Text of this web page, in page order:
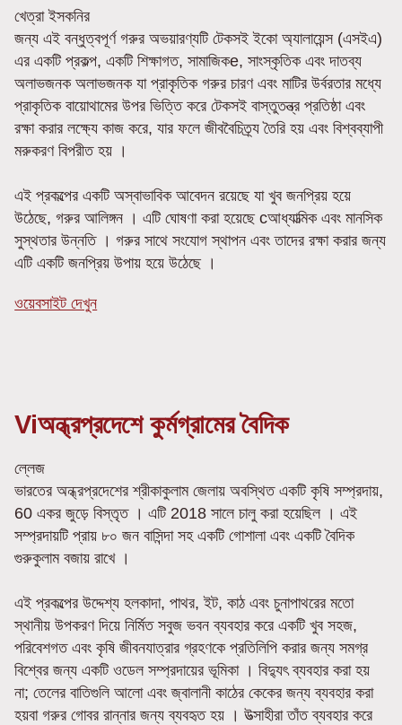
খেত্রা ইসকনির
জন্য এই বন্ধুত্বপূর্ণ গরুর অভয়ারণ্যটি টেকসই ইকো অ্যালায়েন্স (এসইএ)
এর একটি প্রকল্প, একটি শিক্ষাগত, সামাজিকe, সাংস্কৃতিক এবং দাতব্য
অলাভজনক অলাভজনক যা প্রাকৃতিক গরুর চারণ এবং মাটির উর্বরতার মধ্যে
প্রাকৃতিক বায়োথামের উপর ভিত্তি করে টেকসই বাস্তুতন্ত্র প্রতিষ্ঠা এবং
রক্ষা করার লক্ষ্যে কাজ করে, যার ফলে জীববৈচিত্র্য তৈরি হয় এবং বিশ্বব্যাপী
মরুকরণ বিপরীত হয় ।
এই প্রকল্পের একটি অস্বাভাবিক আবেদন রয়েছে যা খুব জনপ্রিয় হয়ে
উঠেছে, গরুর আলিঙ্গন । এটি ঘোষণা করা হয়েছে cআধ্যাত্মিক এবং মানসিক
সুস্থতার উন্নতি । গরুর সাথে সংযোগ স্থাপন এবং তাদের রক্ষা করার জন্য
এটি একটি জনপ্রিয় উপায় হয়ে উঠেছে ।
ওয়েবসাইট দেখুন
Viঅন্ধ্রপ্রদেশে কুর্মগ্রামের বৈদিক
ল্লেজ
ভারতের অন্ধ্রপ্রদেশের শ্রীকাকুলাম জেলায় অবস্থিত একটি কৃষি সম্প্রদায়,
60 একর জুড়ে বিস্তৃত । এটি 2018 সালে চালু করা হয়েছিল । এই
সম্প্রদায়টি প্রায় ৮০ জন বাসিন্দা সহ একটি গোশালা এবং একটি বৈদিক
গুরুকুলাম বজায় রাখে ।
এই প্রকল্পের উদ্দেশ্য হলকাদা, পাথর, ইট, কাঠ এবং চুনাপাথরের মতো
স্থানীয় উপকরণ দিয়ে নির্মিত সবুজ ভবন ব্যবহার করে একটি খুব সহজ,
পরিবেশগত এবং কৃষি জীবনযাত্রার গ্রহণকে প্রতিলিপি করার জন্য সমগ্র
বিশ্বের জন্য একটি ওডেল সম্প্রদায়ের ভূমিকা । বিদ্যুৎ ব্যবহার করা হয়
না; তেলের বাতিগুলি আলো এবং জ্বালানী কাঠের কেকের জন্য ব্যবহার করা
হয়বা গরুর গোবর রান্নার জন্য ব্যবহৃত হয় । উত্সাহীরা তাঁত ব্যবহার করে